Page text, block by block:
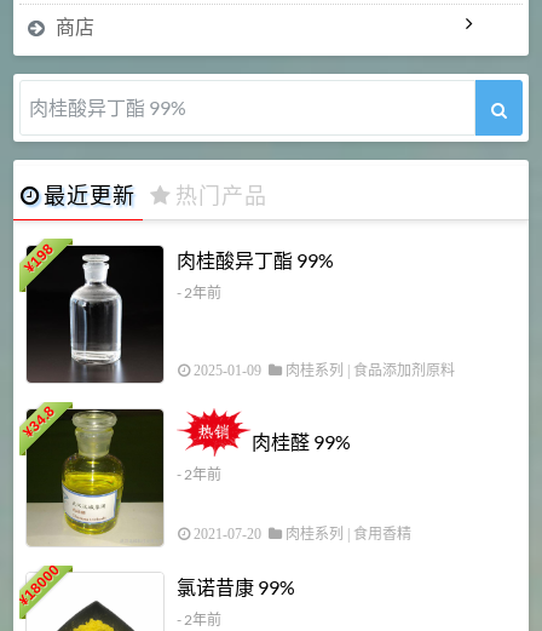
商店
肉桂酸异丁酯 99%
最近更新 热门产品
¥
198 肉桂酸异丁酯 99%
- 2年前
2025-01-09 肉桂系列 食品添加剂原料
¥
34.8
肉桂醛 99%
- 2年前
2021-07-20 肉桂系列 食用香精
¥
18000 氯诺昔康 99%
- 2年前